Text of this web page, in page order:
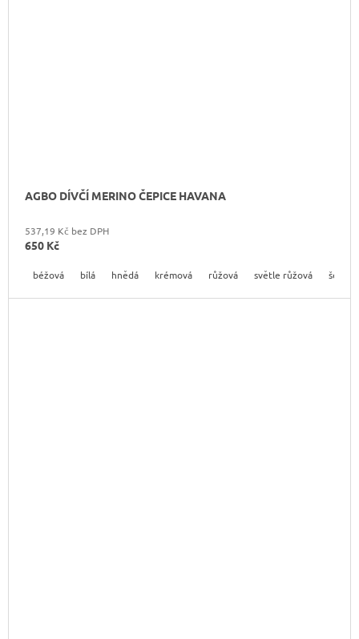
AGBO DÍVČÍ MERINO ČEPICE HAVANA
537,19 Kč bez DPH
650 Kč
béžová bílá hnědá krémová růžová světle růžová šedá